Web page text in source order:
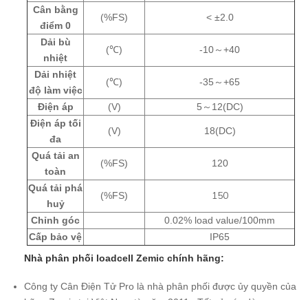
Cân bằng
điểm 0
(%FS) < ±2.0
Dải bù
nhiệt
(℃) -10～+40
Dải nhiệt
độ làm việc
(℃) -35～+65
Điện áp (V)
5～12(DC)
Điện áp tối
đa
(V) 18(DC)
Quá tải an
toàn
(%FS) 120
Quá tải phá
huỷ
(%FS) 150
Chỉnh góc
0.02% load value/100mm
Cấp bảo vệ
IP65
Nhà phân phối loadcell Zemic chính hãng:
Công ty Cân Điện Tử Pro là nhà phân phối được ủy quyền của